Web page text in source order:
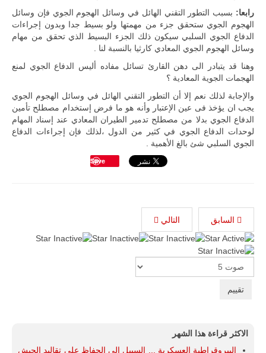
رابعا: بسبب التطور التقني الهائل في وسائل الهجوم الجوي فإن وسائل
الهجوم الجوي ستحقق جزء من مهمتها ولو بسيط جدا وبدون إجراءات
الدفاع الجوي السلبي سيكون ذلك الجزء البسيط الذي تحقق من مهام
وسائل الهجوم الجوي المعادي كارثيا بالنسبة لنا .
وهنا قد يتبادر الى دهن القارئ تسائل مفاده أليس الدفاع الجوي لمنع
الهجمات الجوية المعادية ؟
والإجابة لذلك نعم إلا أن التطور التقني الهائل في وسائل الهجوم الجوي
يجب ان يؤخذ فى عين الإعتبار وأنه هو ما فرض إستخدام مصطلح تأمين
الدفاع الجوي بدلا من مصطلح تدمير الطيران المعادي عند إسناد المهام
لوحدات الدفاع الجوي في كثير من الدول ،لذلك فإن إجراءات الدفاع
الجوي السلبي شئ بالغ الأهمية .
Save
السابق
التالي
تقييم
المستخدم: 1
/
5
Rate
الاكثر قراءة هذا الشهر
البيروقراطية العسكرية ... السبيل إلى الحفاظ على تقاليد الجيش